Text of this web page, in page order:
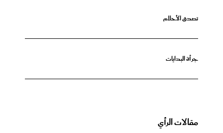
تصدق الأحلام
جرأة البدايات
مقالات الرأي